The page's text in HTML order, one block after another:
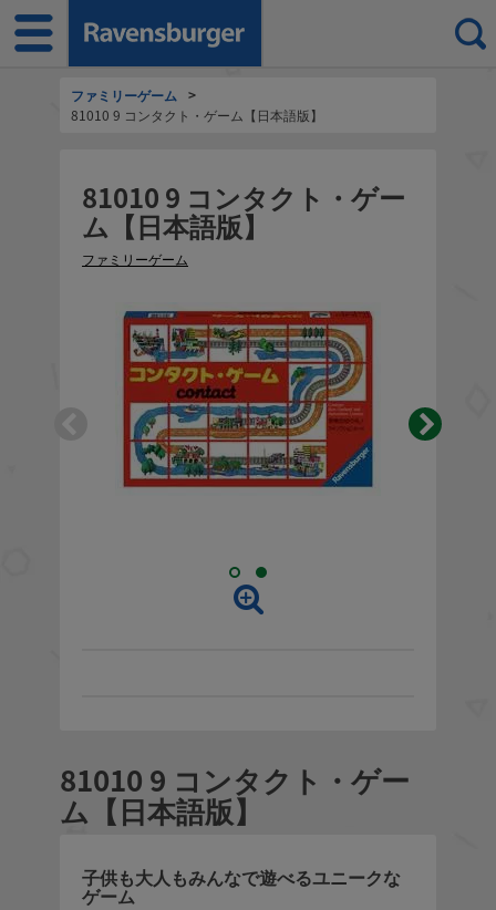
ファミリーゲーム
>
81010 9 コンタクト・ゲーム【日本語版】
81010 9 コンタクト・ゲー
ム【日本語版】
ファミリーゲーム
81010 9 コンタクト・ゲー
ム【日本語版】
子供も大人もみんなで遊べるユニークな
ゲーム